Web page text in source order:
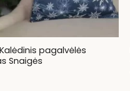
pagalvėlės
Snaigės